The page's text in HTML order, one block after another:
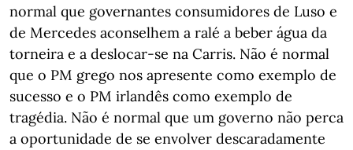
normal que governantes consumidores de Luso e
de Mercedes aconselhem a ralé a beber água da
torneira e a deslocar-se na Carris. Não é normal
que o PM grego nos apresente como exemplo de
sucesso e o PM irlandês como exemplo de
tragédia. Não é normal que um governo não perca
a oportunidade de se envolver descaradamente